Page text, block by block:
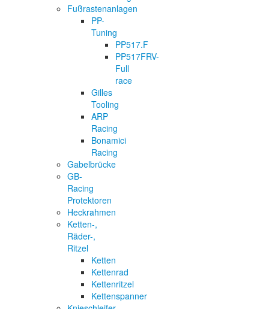
Fußrastenanlagen
PP-
Tuning
PP517.F
PP517FRV-
Full
race
Gilles
Tooling
ARP
Racing
Bonamici
Racing
Gabelbrücke
GB-
Racing
Protektoren
Heckrahmen
Ketten-,
Räder-,
Ritzel
Ketten
Kettenrad
Kettenritzel
Kettenspanner